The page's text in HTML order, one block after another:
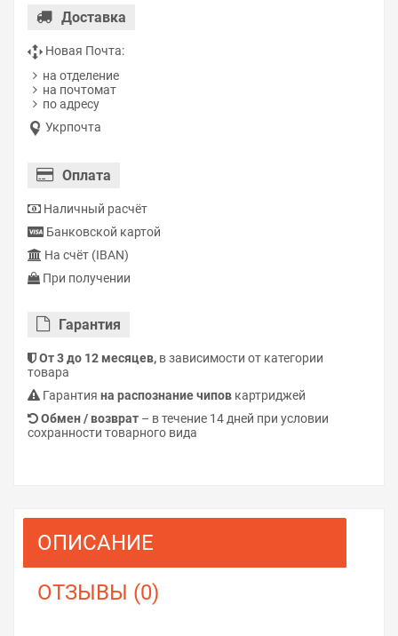
Доставка
Новая Почта:
на отделение
на почтомат
по адресу
Укрпочта
Оплата
Наличный расчёт
Банковской картой
На счёт (IBAN)
При получении
Гарантия
От 3 до 12 месяцев, в зависимости от категории
товара
Гарантия на распознание чипов картриджей
Обмен / возврат – в течение 14 дней при условии
сохранности товарного вида
ОПИСАНИЕ
ОТЗЫВЫ (0)